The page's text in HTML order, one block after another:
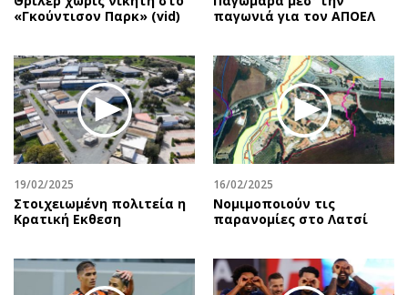
Πολιτισμός
Θέατρο-Χορός
Μουσική
Εικαστικά
Βιβλίο
Χειρόγραφα
Εκπομπές
Podcasts
Uncut
Προσφορές
Προσωπικότητες στην ''Κ''
Επιστολές
«Γκούντισον Παρκ» (vid)
παγωνιά για τον ΑΠΟΕΛ
19/02/2025
Στοιχειωμένη πολιτεία η
Κρατική Eκθεση
16/02/2025
Νομιμοποιούν τις
παρανομίες στο Λατσί